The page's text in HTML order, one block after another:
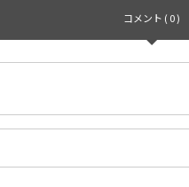
コメント ( 0 )